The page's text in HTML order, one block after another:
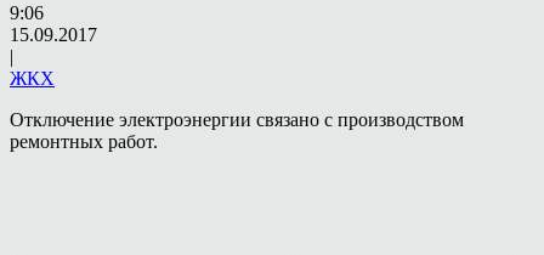
9:06
15.09.2017
|
ЖКХ
Отключение электроэнергии связано с производством
ремонтных работ.